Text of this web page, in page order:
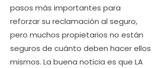
pasos más importantes para
reforzar su reclamación al seguro,
pero muchos propietarios no están
seguros de cuánto deben hacer ellos
mismos. La buena noticia es que LA